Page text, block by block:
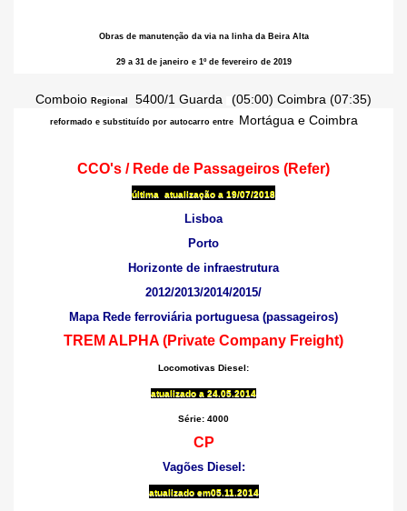
Obras de manutenção da via na linha da Beira Alta
29 a 31 de janeiro e 1º de fevereiro de 2019
Comboio Regional 5400/1 Guarda (05:00) Coimbra (07:35)
reformado e substituído por autocarro entre Mortágua e Coimbra
CCO's / Rede de Passageiros (Refer)
última atualização a 19/07/2018
Lisboa
Porto
Horizonte de infraestrutura
2012/2013/2014/2015/
Mapa Rede ferroviária portuguesa (passageiros)
TREM ALPHA (Private Company Freight)
Locomotivas Diesel:
atualizado a 24 .05.2014
Série: 4000
CP
Vagões Diesel:
atualizado em05.11.2014